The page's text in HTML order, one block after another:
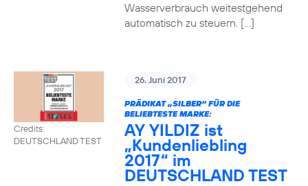
Wasserverbrauch weitestgehend
automatisch zu steuern. […]
Credits:
DEUTSCHLAND TEST
26. Juni 2017
PRÄDIKAT „SILBER“ FÜR DIE
BELIEBTESTE MARKE:
AY YILDIZ ist
„Kundenliebling
2017“ im
DEUTSCHLAND TEST